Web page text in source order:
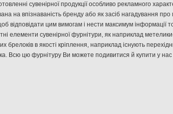
сувенірної продукції особливо рекламного
на впізнаваність бренду або як засіб нагадування про
відповідати цим вимогам і нести максимум інформації
елементи сувенірної фурнітури, як наприклад метелики
брелоків в якості кріплення, наприклад існують
. Всю цю фурнітуру Ви можете подивитися й купити у нас